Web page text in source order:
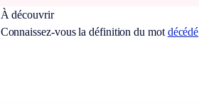
À découvrir
Connaissez-vous la définition du mot décédé